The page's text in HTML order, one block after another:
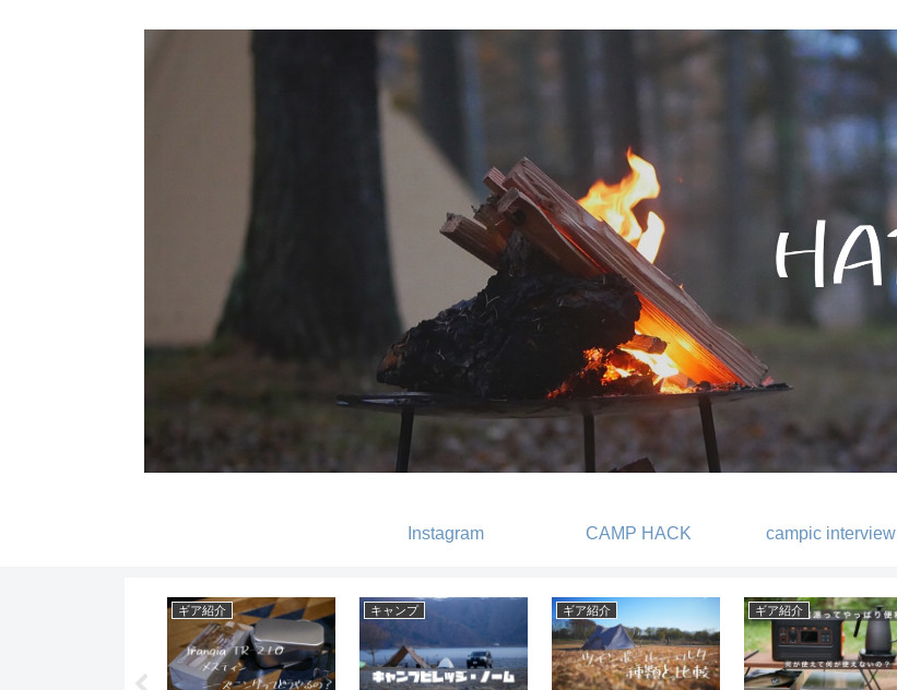
Instagram CAMP HACK campic interview
ギア紹介 キャンプ ギア紹介 ギア紹介